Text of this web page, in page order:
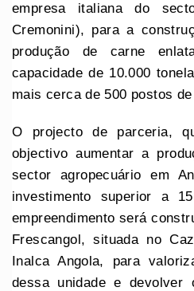
empresa italiana do
Cremonini), para a
produção de carne
capacidade de 10.000
mais cerca de 500 postos
O projecto de parceria,
objectivo aumentar a
sector agropecuário em
investimento superior a
empreendimento será
Frescangol, situada no
Inalca Angola, para
dessa unidade e devolver